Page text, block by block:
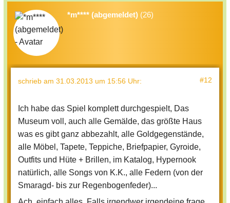
*m**** (abgemeldet) (26)
schrieb am 31.03.2013 um 15:56 Uhr: #12
Ich habe das Spiel komplett durchgespielt, Das
Museum voll, auch alle Gemälde, das größte Haus
was es gibt ganz abbezahlt, alle Goldgegenstände,
alle Möbel, Tapete, Teppiche, Briefpapier, Gyroide,
Outfits und Hüte + Brillen, im Katalog, Hypernook
natürlich, alle Songs von K.K., alle Federn (von der
Smaragd- bis zur Regenbogenfeder)...